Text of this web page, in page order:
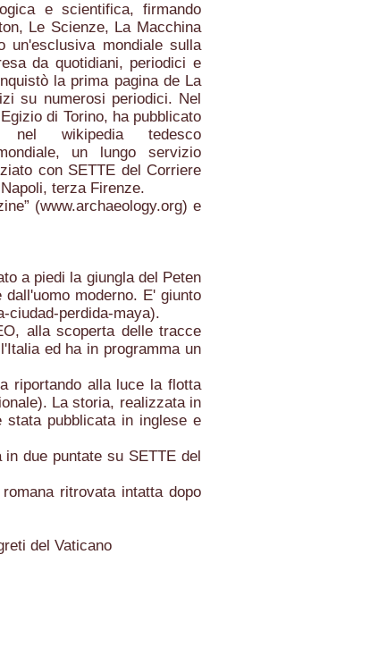
e scientifica, firmando
Le Scienze, La Macchina
mondiale sulla
da quotidiani, periodici e
la prima pagina de La
su numerosi periodici. Nel
di Torino, ha pubblicato
wikipedia tedesco
un lungo servizio
con SETTE del Corriere
terza Firenze.
(www.archaeology.org) e
a piedi la giungla del Peten
moderno. E' giunto
ciudad-perdida-maya).
alla scoperta delle tracce
ed ha in programma un
riportando alla luce la flotta
La storia, realizzata in
pubblicata in inglese e
due puntate su SETTE del
ritrovata intatta dopo
del Vaticano